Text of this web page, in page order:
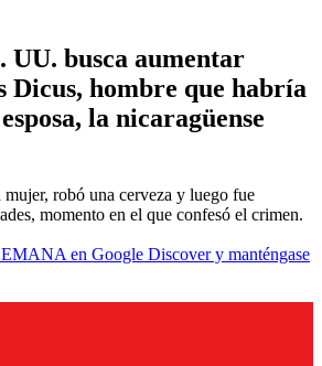
UU. busca aumentar
Dicus, hombre que habría
la nicaragüense
robó una cerveza y luego fue
momento en el que confesó el crimen.
en Google Discover y manténgase